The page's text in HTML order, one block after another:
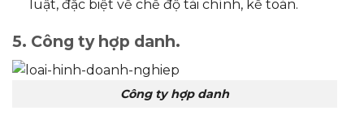
luật, đặc biệt về chế độ tài chính, kế toán.
5. Công ty hợp danh.
Công ty hợp danh